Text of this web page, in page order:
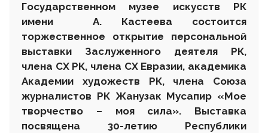
Государственном музее искусств РК
имени А. Кастеева состоится
торжественное открытие персональной
выставки Заслуженного деятеля РК,
члена СХ РК, члена СХ Евразии, академика
Академии художеств РК, члена Союза
журналистов РК Жанузак Мусапир «Мое
творчество – моя сила». Выставка
посвящена 30-летию Республики